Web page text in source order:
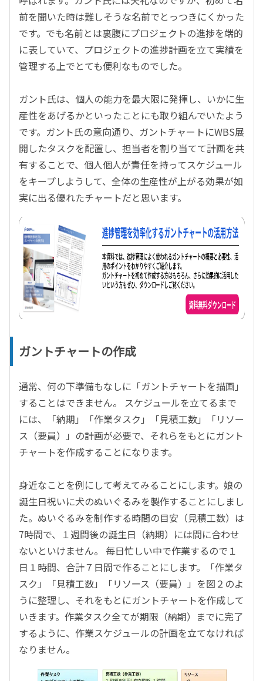
前を聞いた時は難しそうな名前でとっつきにくかった
です。でも名前とは裏腹にプロジェクトの進捗を端的
に表していて、プロジェクトの進捗計画を立て実績を
管理する上でとても便利なものでした。
ガント氏は、個人の能力を最大限に発揮し、いかに生
産性をあげるかといったことにも取り組んでいたよう
です。ガント氏の意向通り、 ガントチャートにWBS展
開したタスクを配置し、担当者を割り当てて計画を共
有することで、個人個人が責任を持ってスケジュール
をキープしようして、全体の生産性が上がる効果が如
実に出る優れたチャートだと思います。
ガントチャートの作成
通常、何の下準備もなしに「ガントチャートを描画」
することはできません。
スケジュールを立てるまで
には、「納期」「作業タスク」「見積工数」「リソー
ス（要員）」の計画が必要で、それらをもとにガント
チャートを作成することになります。
身近なことを例にして考えてみることにします。娘の
誕生日祝いに犬のぬいぐるみを製作することにしまし
た。ぬいぐるみを制作する時間の目安（見積工数）は
7時間で、１週間後の誕生日（納期）には間に合わせ
ないといけません。 毎日忙しい中で作業するので１
日１時間、合計７日間で作ることにします。「作業タ
スク」「見積工数」「リソース（要員）」を図２のよ
うに整理し、それをもとにガントチャートを作成して
いきます。作業タスク全てが期限（納期）までに完了
するように、作業スケジュールの計画を立てなければ
なりません。